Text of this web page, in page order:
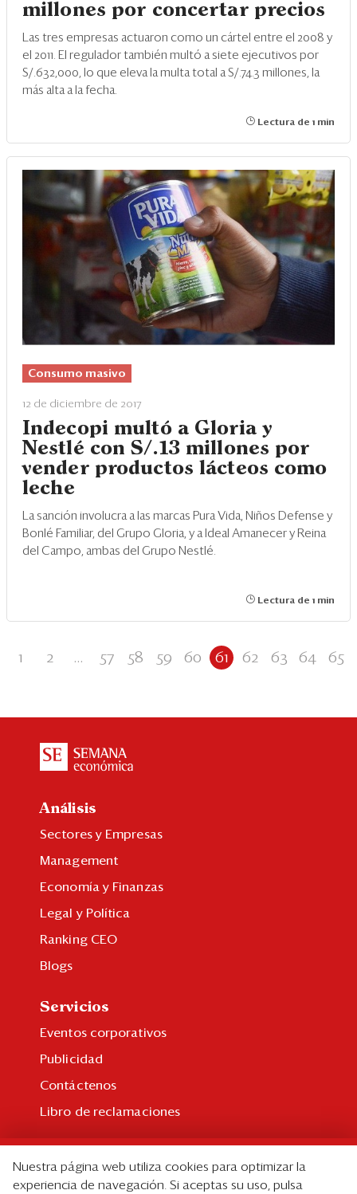
millones por concertar precios
Las tres empresas actuaron como un cártel entre el 2008 y
el 2011. El regulador también multó a siete ejecutivos por
S/.632,000, lo que eleva la multa total a S/.74.3 millones, la
más alta a la fecha.
Lectura de 1 min
Consumo masivo
12 de diciembre de 2017
Indecopi multó a Gloria y
Nestlé con S/.13 millones por
vender productos lácteos como
leche
La sanción involucra a las marcas Pura Vida, Niños Defense y
Bonlé Familiar, del Grupo Gloria, y a Ideal Amanecer y Reina
del Campo, ambas del Grupo Nestlé.
Lectura de 1 min
1 2 ... 57 58 59 60 61 62 63 64 65
Análisis
Sectores y Empresas
Management
Economía y Finanzas
Legal y Política
Ranking CEO
Blogs
Servicios
Eventos corporativos
Publicidad
Contáctenos
Libro de reclamaciones
Suscripción individual
Nuestra página web utiliza cookies para optimizar la
experiencia de navegación. Si aceptas su uso, pulsa